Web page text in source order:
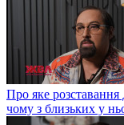
Про яке
чому з близьких у